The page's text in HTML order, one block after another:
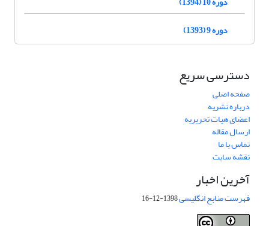
دوره 9 (1393)
دسترسی سریع
صفحه اصلی
درباره نشریه
اعضای هیات تحریریه
ارسال مقاله
تماس با ما
نقشه سایت
آخرین اخبار
فهرست منابع انگلیسی1398-12-16